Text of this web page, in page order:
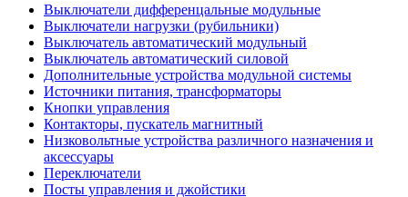
Выключатели дифференцальные модульные
Выключатели нагрузки (рубильники)
Выключатель автоматический модульный
Выключатель автоматический силовой
Дополнительные устройства модульной системы
Источники питания, трансформаторы
Кнопки управления
Контакторы, пускатель магнитный
Низковольтные устройства различного назначения и
аксессуары
Переключатели
Посты управления и джойстики